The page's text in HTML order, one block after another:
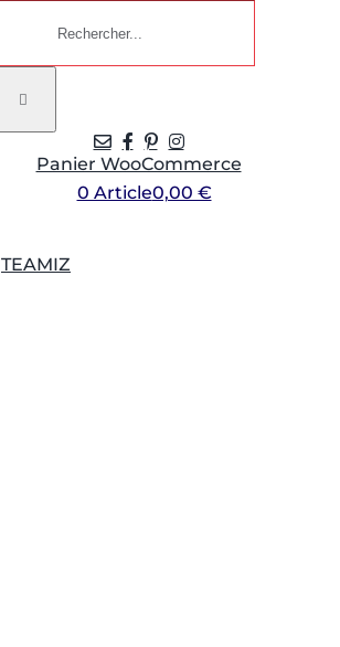
Panier WooCommerce
0 Article0,00 €
TEAMIZ